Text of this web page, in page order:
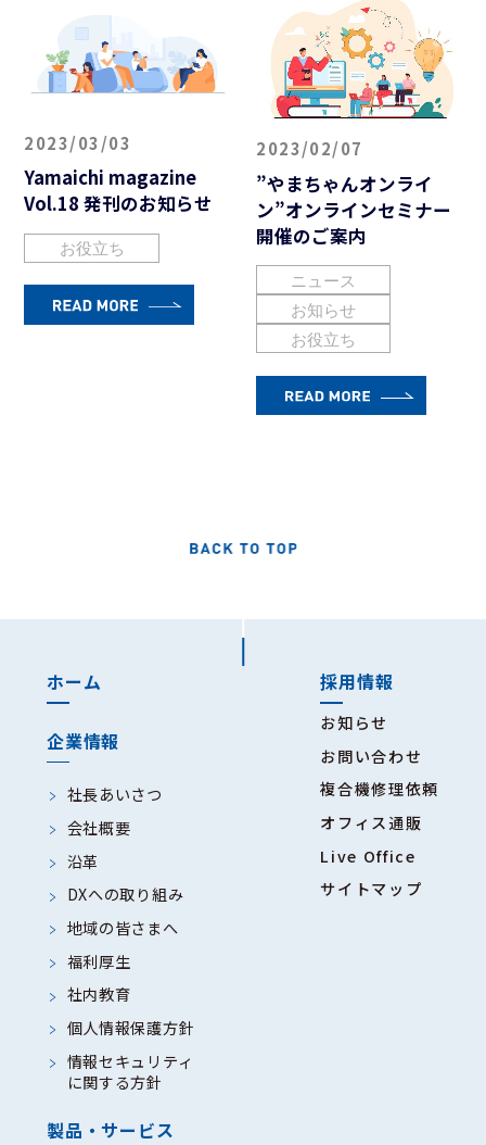
2023/03/03
Yamaichi magazine
Vol.18 発刊のお知らせ
お役立ち
2023/02/07
”やまちゃんオンライ
ン”オンラインセミナー
開催のご案内
ニュース
お知らせ
お役立ち
ホーム
企業情報
社長あいさつ
会社概要
沿革
DXへの取り組み
地域の皆さまへ
福利厚生
社内教育
個人情報保護方針
情報セキュリティ
に関する方針
採用情報
お知らせ
お問い合わせ
複合機修理依頼
オフィス通販
Live Office
サイトマップ
製品・サービス